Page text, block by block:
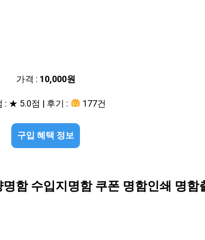
가격 : 10,000원
: ★ 5.0점 | 후기 :
177건
구입 혜택 정보
함 수입지명함 쿠폰 명함인쇄 명함